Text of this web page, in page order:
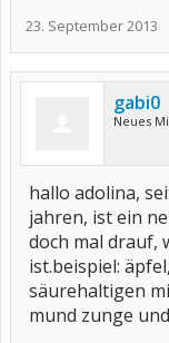
23. September 2013
gabi0
Neues
hallo adolina,
jahren, ist ein
doch mal drauf,
ist.beispiel:
säurehaltigen
mund zunge